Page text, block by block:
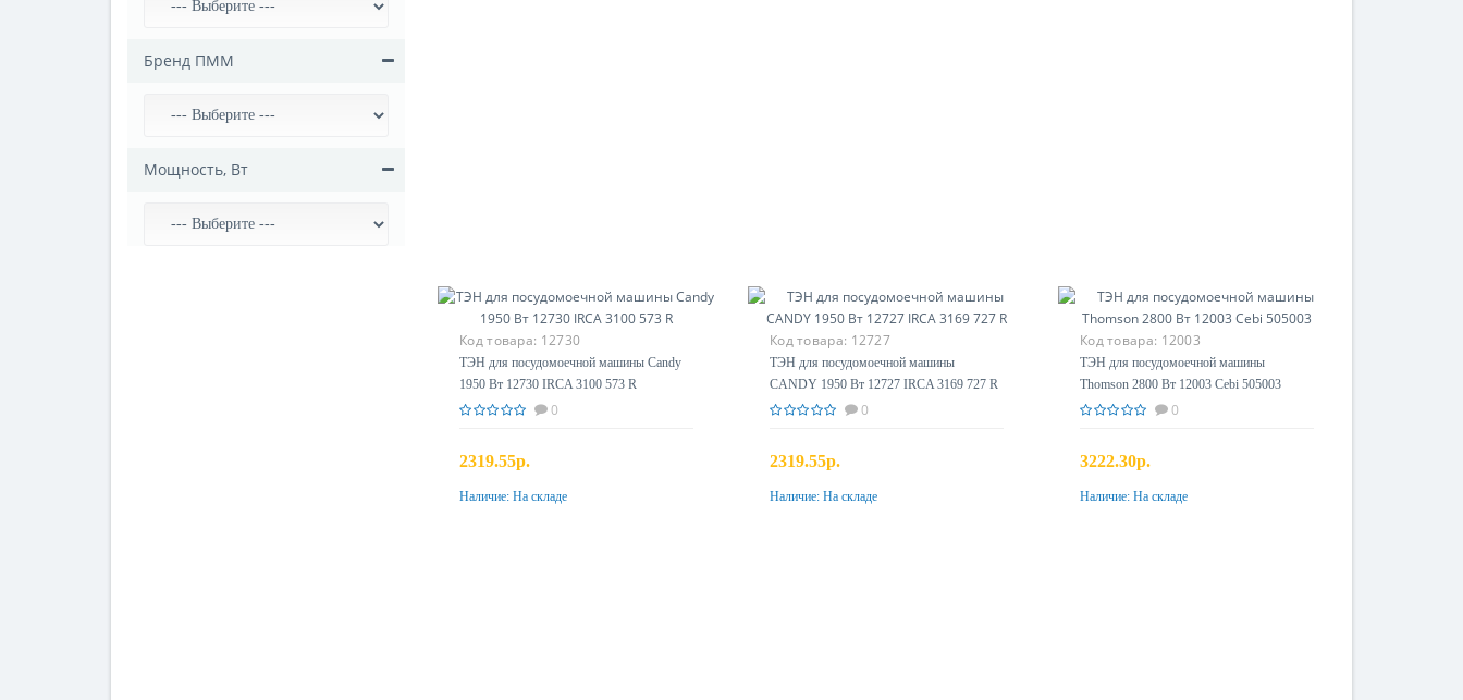
Бренд ПММ
Мощность, Вт
Код товара: 12730
ТЭН для посудомоечной машины Candy
1950 Вт 12730 IRCA 3100 573 R
0
2319.55р.
Купить
Наличие: На складе
Код товара: 12727
ТЭН для посудомоечной машины
CANDY 1950 Вт 12727 IRCA 3169 727 R
0
2319.55р.
Купить
Наличие: На складе
Код товара: 12003
ТЭН для посудомоечной машины
Thomson 2800 Вт 12003 Cebi 505003
0
3222.30р.
Купить
Наличие: На складе